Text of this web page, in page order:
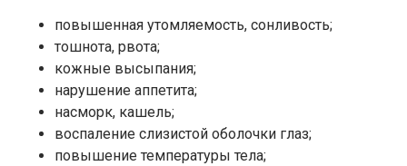
повышенная утомляемость, сонливость;
тошнота, рвота;
кожные высыпания;
нарушение аппетита;
насморк, кашель;
воспаление слизистой оболочки глаз;
повышение температуры тела;